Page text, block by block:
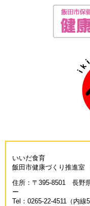
いいだ食育
飯田市健康づくり推進
住所：〒395-8501 長野
ー
Tel：0265-22-4511（内